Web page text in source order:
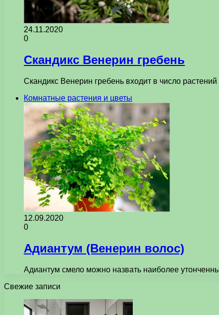
24.11.2020
0
Скандикс Венерин гребень
Скандикс Венерин гребень входит в число
Комнатные растения и цветы
12.09.2020
0
Адиантум (Венерин волос)
Адиантум смело можно назвать наиболее
Свежие записи